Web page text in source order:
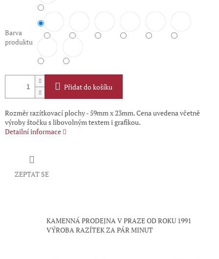
Barva
produktu
Přidat do košíku
Rozměr razítkovací plochy - 59mm x 23mm. Cena uvedena včetně
výroby štočku s libovolným textem i grafikou.
Detailní informace
ZEPTAT SE
KAMENNÁ PRODEJNA V PRAZE OD ROKU 1991
VÝROBA RAZÍTEK ZA PÁR MINUT